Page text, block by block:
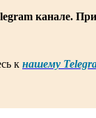
канале.
к нашему